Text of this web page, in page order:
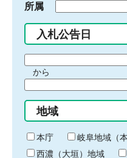
所属
入札公告日
間
始
り
から
間
終
わ
り
地域
本庁
岐阜地域（
西濃（大垣）地域